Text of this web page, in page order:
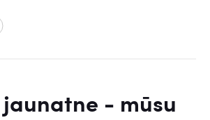
jaunatne - mūsu